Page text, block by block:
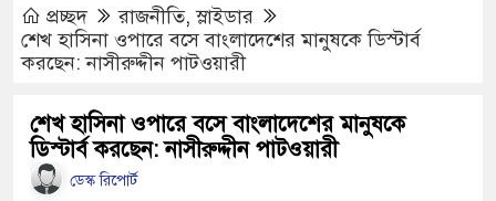
অভিযোগে পরিচালক শাকিল নূরানী গ্রেপ্তার
যুদ্ধে বাংলাদেশের ক্ষতি প্রায় ৪ বিলিয়ন ডলার: মির্জা
কামরা ভাঙচুরের অভিযোগ বিএনপি নেতাকর্মীদের
প্রচ্ছদ রাজনীতি,স্লাইডার
শেখ হাসিনা ওপারে বসে বাংলাদেশের মানুষকে ডিস্টার্ব
করছেন: নাসীরুদ্দীন পাটওয়ারী
শেখ হাসিনা ওপারে বসে বাংলাদেশের মানুষকে
ডিস্টার্ব করছেন: নাসীরুদ্দীন পাটওয়ারী
ডেস্ক রিপোর্ট